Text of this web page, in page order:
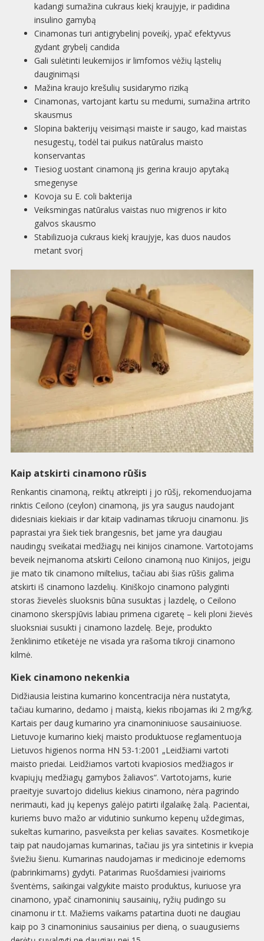
kadangi sumažina cukraus kiekį kraujyje, ir padidina
insulino gamybą
Cinamonas turi antigrybelinį poveikį, ypač efektyvus
gydant grybelį candida
Gali sulėtinti leukemijos ir limfomos vėžių ląstelių
dauginimąsi
Mažina kraujo krešulių susidarymo riziką
Cinamonas, vartojant kartu su medumi, sumažina artrito
skausmus
Slopina bakterijų veisimąsi maiste ir saugo, kad maistas
nesugestų, todėl tai puikus natūralus maisto
konservantas
Tiesiog uostant cinamoną jis gerina kraujo apytaką
smegenyse
Kovoja su E. coli bakterija
Veiksmingas natūralus vaistas nuo migrenos ir kito
galvos skausmo
Stabilizuoja cukraus kiekį kraujyje, kas duos naudos
metant svorį
Kaip atskirti cinamono rūšis
Renkantis cinamoną, reiktų atkreipti į jo rūšį, rekomenduojama
rinktis Ceilono (ceylon) cinamoną, jis yra saugus naudojant
didesniais kiekiais ir dar kitaip vadinamas tikruoju cinamonu. Jis
paprastai yra šiek tiek brangesnis, bet jame yra daugiau
naudingų sveikatai medžiagų nei kinijos cinamone. Vartotojams
beveik neįmanoma atskirti Ceilono cinamoną nuo Kinijos, jeigu
jie mato tik cinamono miltelius, tačiau abi šias rūšis galima
atskirti iš cinamono lazdelių. Kiniškojo cinamono palyginti
storas žievelės sluoksnis būna susuktas į lazdelę, o Ceilono
cinamono skerspjūvis labiau primena cigaretę – keli ploni žievės
sluoksniai susukti į cinamono lazdelę. Beje, produkto
ženklinimo etiketėje ne visada yra rašoma tikroji cinamono
kilmė.
Kiek cinamono nekenkia
Didžiausia leistina kumarino koncentracija nėra nustatyta,
tačiau kumarino, dedamo į maistą, kiekis ribojamas iki 2 mg/kg.
Kartais per daug kumarino yra cinamoniniuose sausainiuose.
Lietuvoje kumarino kiekį maisto produktuose reglamentuoja
Lietuvos higienos norma HN 53-1:2001 „Leidžiami vartoti
maisto priedai. Leidžiamos vartoti kvapiosios medžiagos ir
kvapiųjų medžiagų gamybos žaliavos“. Vartotojams, kurie
praeityje suvartojo didelius kiekius cinamono, nėra pagrindo
nerimauti, kad jų kepenys galėjo patirti ilgalaikę žalą. Pacientai,
kuriems buvo mažo ar vidutinio sunkumo kepenų uždegimas,
sukeltas kumarino, pasveiksta per kelias savaites. Kosmetikoje
taip pat naudojamas kumarinas, tačiau jis yra sintetinis ir kvepia
šviežiu šienu. Kumarinas naudojamas ir medicinoje edemoms
(pabrinkimams) gydyti. Patarimas Ruošdamiesi įvairioms
šventėms, saikingai valgykite maisto produktus, kuriuose yra
cinamono, ypač cinamoninių sausainių, ryžių pudingo su
cinamonu ir t.t. Mažiems vaikams patartina duoti ne daugiau
kaip po 3 cinamoninius sausainius per dieną, o suaugusiems